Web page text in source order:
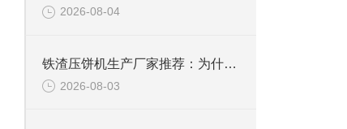
2026-08-04
铁渣压饼机生产厂家推荐：为什么恩派特成为众多企业的优选？
2026-08-03